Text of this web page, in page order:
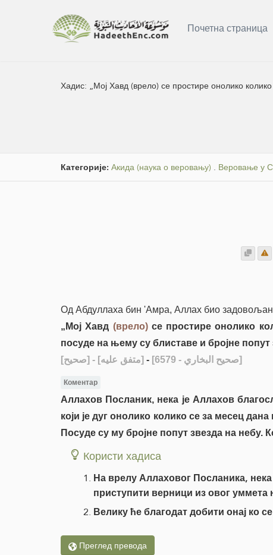
Почетна страница
Хадис: „Мој Хавд (врело) се простире онолико
Категорије: Акида (наука о веровању) . Веровање у
Од Абдуллаха бин 'Амра, Аллах био задовољан
„Мој Хавд (врело)се простире онолико
посуде на њему су блиставе и бројне
[صحيح]
- [متفق عليه] - [صحيح البخاري - 6579]
Коментар
Аллахов Посланик, нека је Аллахов
који је дуг онолико колико се за месец
Посуде су му бројне попут звезда на
Користи хадиса
На врелу Аллаховог Посланика,
приступити верници из овог
Велику ће благодат добити онај ко
Преглед превода